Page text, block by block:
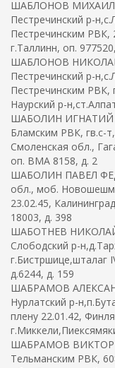
ШАБЛОНОВ МИХАИЛ
Пестречинский р-
Пестречинским РВК,
г.Таллинн, оп.
ШАБЛОНОВ
Пестречинский р-
Пестречинским РВК,
Наурский р-
ШАБОЛИН ИГНАТИЙ
Бламским РВК, гв.с-
Смоленская обл.,
оп. ВМА 8158, д. 2
ШАБОЛИН ПАВЕЛ
обл., моб.
23.02.45,
18003, д. 398
ШАБОТНЕВ
Слободский р-
г.Бистршице,шталаг
д.6244, д. 159
ШАБРАМОВ
Нурлатский р-
плену 22.01.42,
ШАБРАМОВ ВИКТОР
Тельманским РВК,